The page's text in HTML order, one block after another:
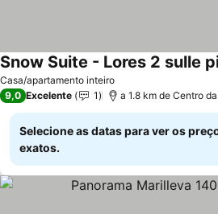
Casa/apartamento inteiro
Snow Suite - Lores 2 sulle
9,0 Excelente 1 a 1.8 km de Centro
Selecione as datas para ver os
exatos.